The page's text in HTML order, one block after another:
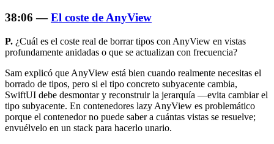
38:06 —El coste de AnyView
P. ¿Cuál es el coste real de borrar tipos con AnyView en vistas
profundamente anidadas o que se actualizan con frecuencia?
Sam explicó que AnyView está bien cuando realmente necesitas el
borrado de tipos, pero si el tipo concreto subyacente cambia,
SwiftUI debe desmontar y reconstruir la jerarquía —evita cambiar el
tipo subyacente. En contenedores lazy AnyView es problemático
porque el contenedor no puede saber a cuántas vistas se resuelve;
envuélvelo en un stack para hacerlo unario.